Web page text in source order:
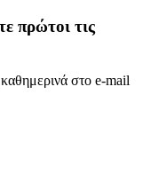
πρώτοι τις
καθημερινά στο e-mail